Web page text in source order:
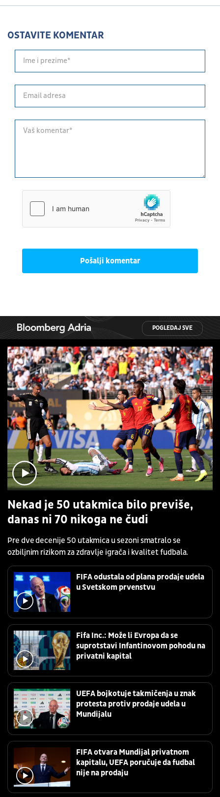
OSTAVITE KOMENTAR
Pošalji komentar
POGLEDAJ SVE
Nekad je 50 utakmica bilo previše,
danas ni 70 nikoga ne čudi
Pre dve decenije 50 utakmica u sezoni smatralo se
ozbiljnim rizikom za zdravlje igrača i kvalitet fudbala.
FIFA odustala od plana prodaje udela
u Svetskom prvenstvu
Fifa Inc.: Može li Evropa da se
suprotstavi Infantinovom pohodu na
privatni kapital
UEFA bojkotuje takmičenja u znak
protesta protiv prodaje udela u
Mundijalu
FIFA otvara Mundijal privatnom
kapitalu, UEFA poručuje da fudbal
nije na prodaju